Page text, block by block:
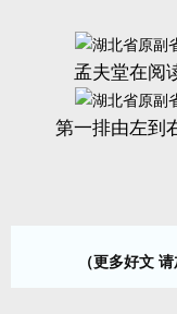
孟夫堂在阅
第一排由左到
（更多好文